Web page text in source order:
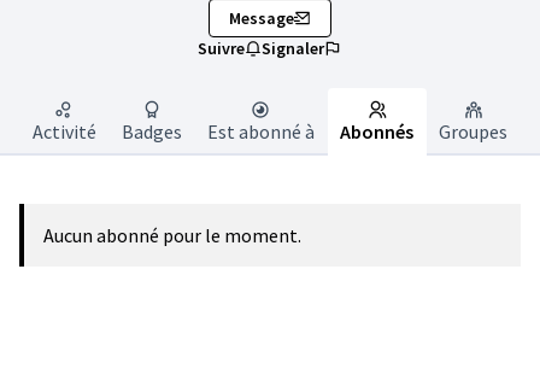
Message
Suivre
Signaler
Activité Badges Est abonné à Abonnés Groupes
Aucun abonné pour le moment.